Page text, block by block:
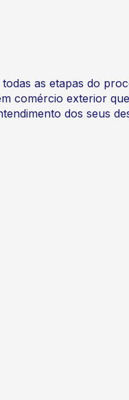
as etapas do
comércio exterior
dos seus